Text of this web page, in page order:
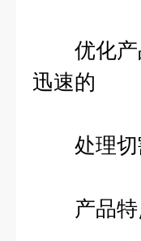
优化产品
迅速的
处理切
产品特